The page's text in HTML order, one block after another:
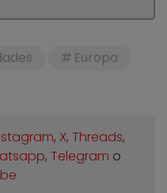
Europa
, X, Threads,
, Telegram o